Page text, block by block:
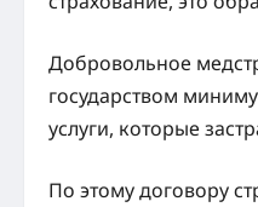
Добровольное
государством
услуги, которые
По этому договору